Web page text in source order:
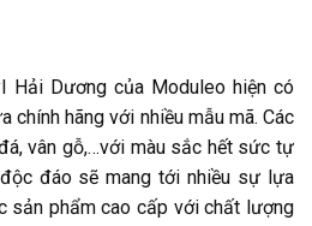
Hải Dương của Moduleo hiện có
chính hãng với nhiều mẫu mã. Các
vân gỗ,…với màu sắc hết sức tự
đáo sẽ mang tới nhiều sự lựa
sản phẩm cao cấp với chất lượng